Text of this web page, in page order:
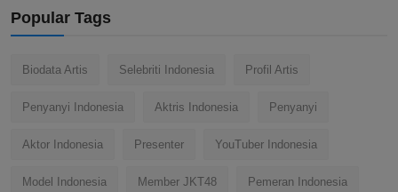
Popular Tags
Biodata Artis Selebriti Indonesia Profil Artis
Penyanyi Indonesia Aktris Indonesia Penyanyi
Aktor Indonesia Presenter YouTuber Indonesia
Model Indonesia Member JKT48 Pemeran Indonesia